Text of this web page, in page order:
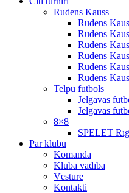
Rudens Kauss
Rudens
Rudens
Rudens
Rudens
Rudens
Rudens
Telpu futbols
Jelgavas
Jelgavas
8×8
SPĒLĒT
Par klubu
Komanda
Kluba vadība
Vēsture
Kontakti